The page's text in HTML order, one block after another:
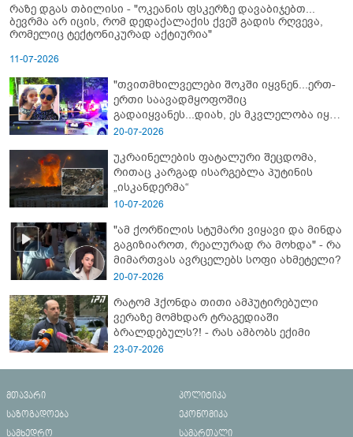
რაზე დგას თბილისი - "ოკეანის ფსკერზე დავაბიჯებთ...
ბევრმა არ იცის, რომ დედაქალაქის ქვეშ გადის რღვევა,
რომელიც ტექტონიკურად აქტიურია"
11-07-2026
"თვითმხილველები შოკში იყვნენ...ერთ-
ერთი საავადმყოფოშიც
გადაიყვანეს...დიახ, ეს მკვლელობა იყო"
- გორში დატრიალებული ტრაგედიის
20-07-2026
უკრაინელების ფატალური შეცდომა,
რითაც კარგად ისარგებლა პუტინის
„ისკანდერმა“
10-07-2026
"ამ ქორწილის სტუმარი ვიყავი და მინდა
გაგიზიაროთ, რეალურად რა მოხდა" - რა
მიმართვას ავრცელებს სოფი ახმეტელი?
20-07-2026
რატომ ჰქონდა თითი ამპუტირებული
ვერაზე მომხდარ ტრაგედიაში
ბრალდებულს?! - რას ამბობს ექიმი
23-07-2026
მთავარი
პოლიტიკა
საზოგადოება
ეკონომიკა
სამხედრო
სამართალი